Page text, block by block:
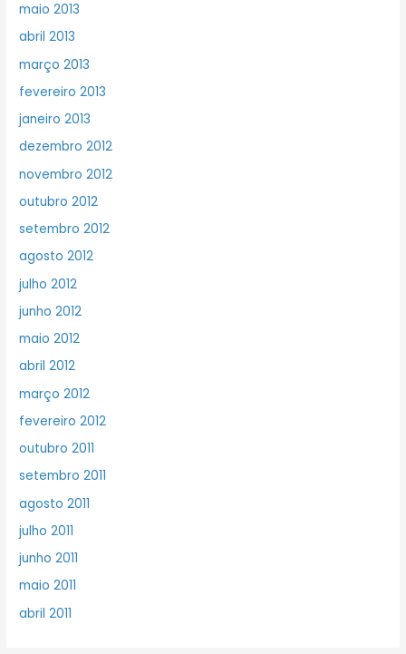
maio 2013
abril 2013
março 2013
fevereiro 2013
janeiro 2013
dezembro 2012
novembro 2012
outubro 2012
setembro 2012
agosto 2012
julho 2012
junho 2012
maio 2012
abril 2012
março 2012
fevereiro 2012
outubro 2011
setembro 2011
agosto 2011
julho 2011
junho 2011
maio 2011
abril 2011